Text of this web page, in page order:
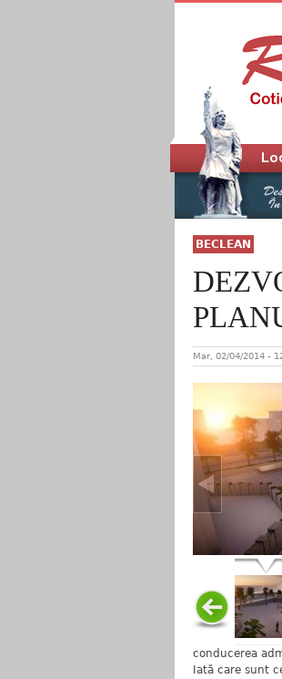
BECLEAN
Mar, 02/04/2014 -
conducerea
Iată care sunt
Meniu